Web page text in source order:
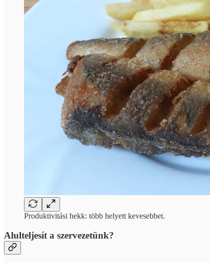
Produktivitási hekk: több helyett kevesebbet.
Alulteljesít a szervezetünk?